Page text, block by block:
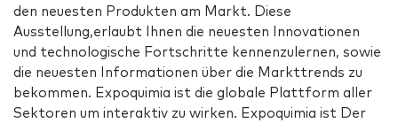
den neuesten Produkten am Markt. Diese
Ausstellung,erlaubt Ihnen die neuesten Innovationen
und technologische Fortschritte kennenzulernen, sowie
die neuesten Informationen über die Markttrends zu
bekommen. Expoquimia ist die globale Plattform aller
Sektoren um interaktiv zu wirken. Expoquimia ist Der